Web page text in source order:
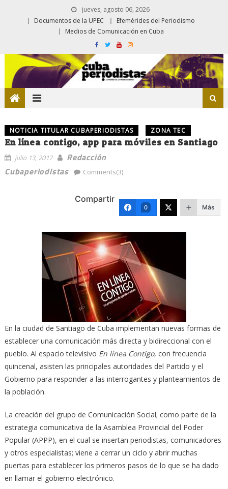
jueves, agosto 06, 2026
Documentos de la UPEC
Efemérides del Periodismo
Medios de Comunicación en Cuba
NOTICIA TITULAR CUBAPERIODISTAS ZONA TEC
En línea contigo, app para móviles en Santiago
julio 13, 2017
Redacción
Cubaperiodistas
Comments(3)
Compartir
0 Más
En la ciudad de Santiago de Cuba implementan nuevas formas de
establecer una comunicación más directa y bidireccional con el
pueblo. Al espacio televisivo En línea Contigo, con frecuencia
quincenal, asisten las principales autoridades del Partido y el
Gobierno para responder a las interrogantes y planteamientos de
la población.
La creación del grupo de Comunicación Social; como parte de la
estrategia comunicativa de la Asamblea Provincial del Poder
Popular (APPP), en el cual se insertan periodistas, comunicadores
y otros especialistas; viene a cerrar un ciclo y abrir muchas
puertas para establecer los primeros pasos de lo que se ha dado
en llamar el gobierno electrónico.